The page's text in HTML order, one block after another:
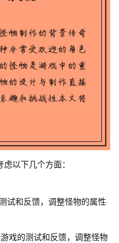
以下几个方面：
试和反馈，调整怪物的属性
戏的测试和反馈，调整怪物